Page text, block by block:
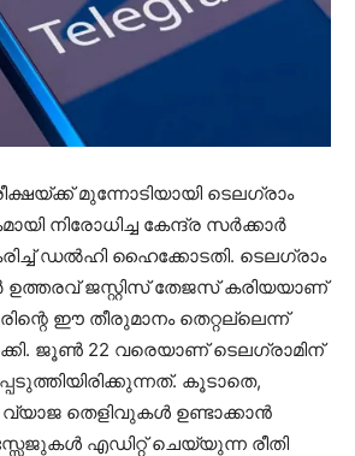
മുന്നോടിയായി ടെലഗ്രാം
നിരോധിച്ച കേന്ദ്ര സർക്കാർ
ഡൽഹി ഹൈക്കോടതി. ടെലഗ്രാം
ഉത്തരവ് ജസ്റ്റിസ് തേജസ് കരിയയാണ്
ഈ തീരുമാനം തെറ്റല്ലെന്ന്
ജൂൺ 22 വരെയാണ് ടെലഗ്രാമിന്
കൂടാതെ,
വ്യാജ തെളിവുകൾ ഉണ്ടാക്കാൻ
എഡിറ്റ് ചെയ്യുന്ന രീതി